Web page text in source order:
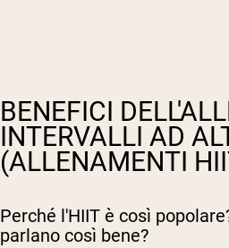
BENEFICI
INTERVALLI AD
(ALLENAMENTI
Perché l'HIIT è così
parlano così bene?